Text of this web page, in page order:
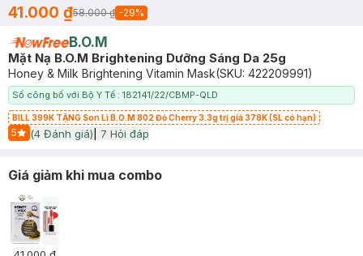
41.000 ₫58.000 ₫ -29%
B.O.M
Mặt Nạ B.O.M Brightening Dưỡng Sáng Da 25g
Honey & Milk Brightening Vitamin Mask(SKU: 422209991)
Số công bố với Bộ Y Tế : 182141/22/CBMP-QLD
BILL 399K TẶNG Son Lì B.O.M 802 Đỏ Cherry 3.3g trị giá 378K (SL có hạn)
5
Start Icon
(4 Đánh giá) 7 Hỏi đáp
Giá giảm khi mua combo